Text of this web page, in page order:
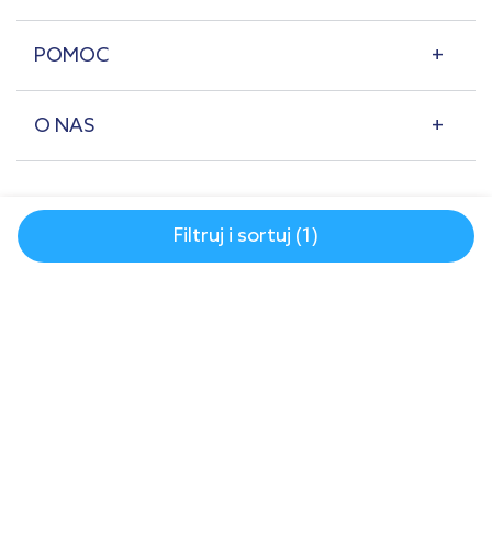
POMOC
O NAS
Filtruj i sortuj (1)